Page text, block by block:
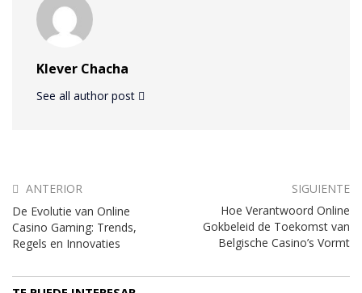
Klever Chacha
See all author post
ANTERIOR
De Evolutie van Online
Casino Gaming: Trends,
Regels en Innovaties
SIGUIENTE
Hoe Verantwoord Online
Gokbeleid de Toekomst van
Belgische Casino’s Vormt